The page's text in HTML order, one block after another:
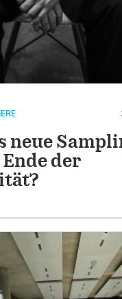
neue
der